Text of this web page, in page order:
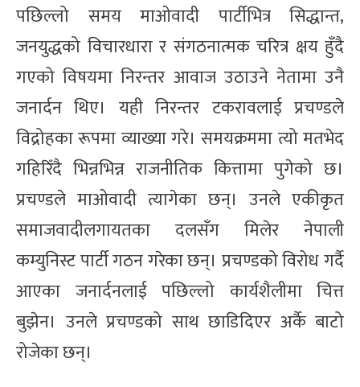
पछिल्लो समय माओवादी पार्टीभित्र सिद्धान्त,
जनयुद्धको विचारधारा र संगठनात्मक चरित्र क्षय हुँदै
गएको विषयमा निरन्तर आवाज उठाउने नेतामा उनै
जनार्दन थिए। यही निरन्तर टकरावलाई प्रचण्डले
विद्रोहका रूपमा व्याख्या गरे। समयक्रममा त्यो मतभेद
गहिरिँदै भिन्नभिन्न राजनीतिक कित्तामा पुगेको छ।
प्रचण्डले माओवादी त्यागेका छन्। उनले एकीकृत
समाजवादीलगायतका दलसँग मिलेर नेपाली
कम्युनिस्ट पार्टी गठन गरेका छन्। प्रचण्डको विरोध गर्दै
आएका जनार्दनलाई पछिल्लो कार्यशैलीमा चित्त
बुझेन। उनले प्रचण्डको साथ छाडिदिएर अर्कै बाटो
रोजेका छन्।